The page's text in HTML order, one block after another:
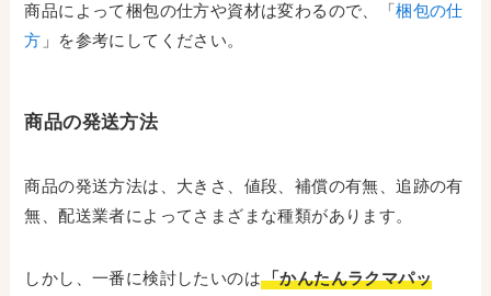
商品によって梱包の仕方や資材は変わるので、「梱包の仕
方 」を参考にしてください。
商品の発送方法
商品の発送方法は、大きさ、値段、補償の有無、追跡の有
無、配送業者によってさまざまな種類があります。
しかし、一番に検討したいのは「かんたんラクマパッ